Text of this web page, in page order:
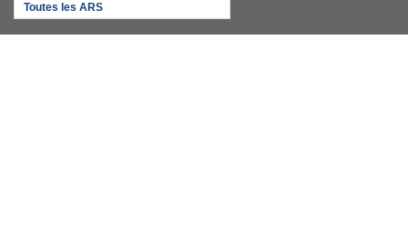
Toutes les ARS